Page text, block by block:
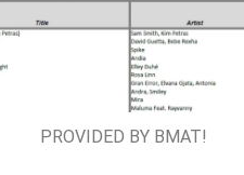
PROVIDED BY BMAT!